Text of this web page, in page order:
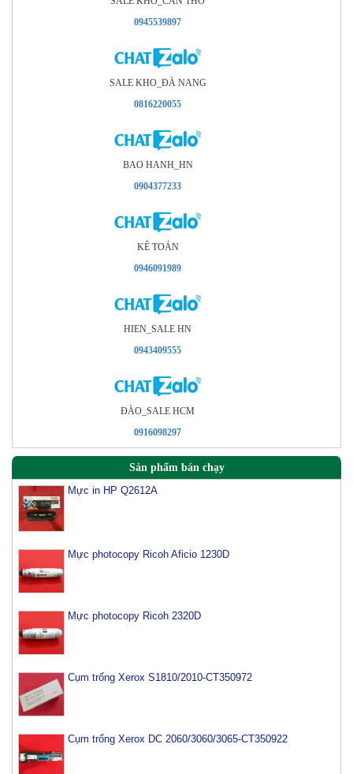
0945539897
SALE KHO_ÐÀ NANG
0816220055
BAO HANH_HN
0904377233
KÊ TOÁN
0946091989
HIEN_SALE HN
0943409555
ÐÀO_SALE HCM
0916098297
Sản phẩm bán chạy
Mực in HP Q2612A
Mực photocopy Ricoh Aficio 1230D
Mực photocopy Ricoh 2320D
Cụm trống Xerox S1810/2010-CT350972
Cụm trống Xerox DC 2060/3060/3065-CT350922